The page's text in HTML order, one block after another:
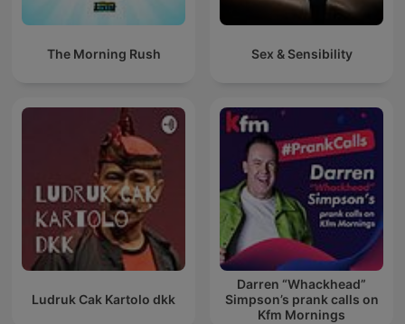
The Morning Rush Sex & Sensibility
Ludruk Cak Kartolo dkk
Darren “Whackhead”
Simpson’s prank calls on
Kfm Mornings